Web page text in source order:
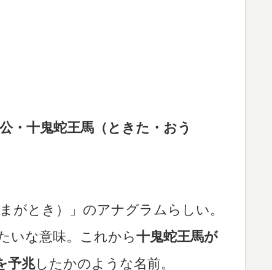
・十鬼蛇王馬（ときた・おう
がとき）」のアナグラムらしい。
いな意味。これから十鬼蛇王馬が
予兆したかのような名前。